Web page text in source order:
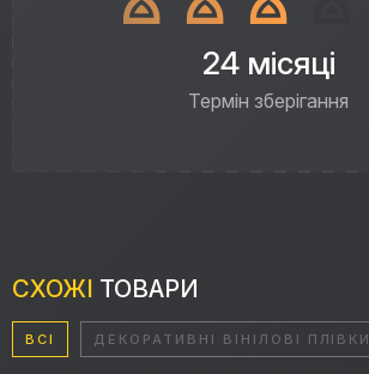
24 місяці
Термін зберігання
СХОЖІ ТОВАРИ
ВСІ ДЕКОРАТИВНІ ВІНІЛОВІ ПЛІВКИ